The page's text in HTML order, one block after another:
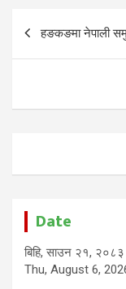
Post
navigation
हङकङमा नेपाली
Date
बिहि, साउन २१, २०८३
Thu, August 6,